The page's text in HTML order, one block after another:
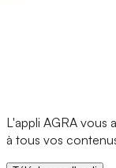
L'appli AGRA vous
à tous vos